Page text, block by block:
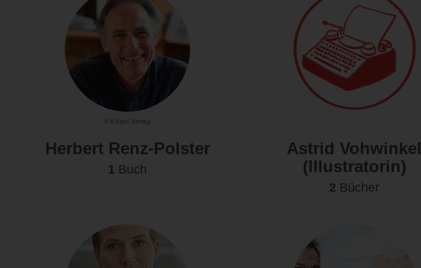
© Kösel Verlag
Herbert Renz-Polster
1 Buch
Astrid Vohwinkel
(Illustratorin)
2 Bücher